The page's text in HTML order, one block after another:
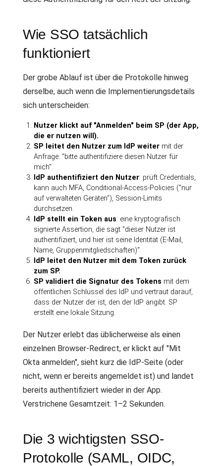
Wie SSO tatsächlich
funktioniert
Der grobe Ablauf ist über die Protokolle hinweg
derselbe, auch wenn die Implementierungsdetails
sich unterscheiden:
Nutzer klickt auf "Anmelden" beim SP (der App,
die er nutzen will).
SP leitet den Nutzer zum IdP weiter mit der
Anfrage: "bitte authentifiziere diesen Nutzer für
mich".
IdP authentifiziert den Nutzer: prüft Credentials,
kann auch MFA, Conditional-Access-Policies ("nur
auf verwalteten Geräten"), Session-Limits
durchsetzen.
IdP stellt ein Token aus: eine kryptografisch
signierte Assertion, die sagt "dieser Nutzer ist
authentifiziert, und hier ist seine Identität (E-Mail,
Name, Gruppenmitgliedschaften)".
IdP leitet den Nutzer mit dem Token zurück
zum SP.
SP validiert die Signatur des Tokens mit dem
öffentlichen Schlüssel des IdP und vertraut darauf,
dass der Nutzer der ist, den der IdP angibt. SP
erstellt eine lokale Sitzung.
Der Nutzer erlebt das üblicherweise als einen
einzelnen Browser-Redirect, er klickt auf "Mit
Okta anmelden", sieht kurz die IdP-Seite (oder
nicht, wenn er bereits angemeldet ist) und landet
bereits authentifiziert wieder in der App.
Verstrichene Gesamtzeit: 1–2 Sekunden.
Die 3 wichtigsten SSO-
Protokolle (SAML, OIDC,